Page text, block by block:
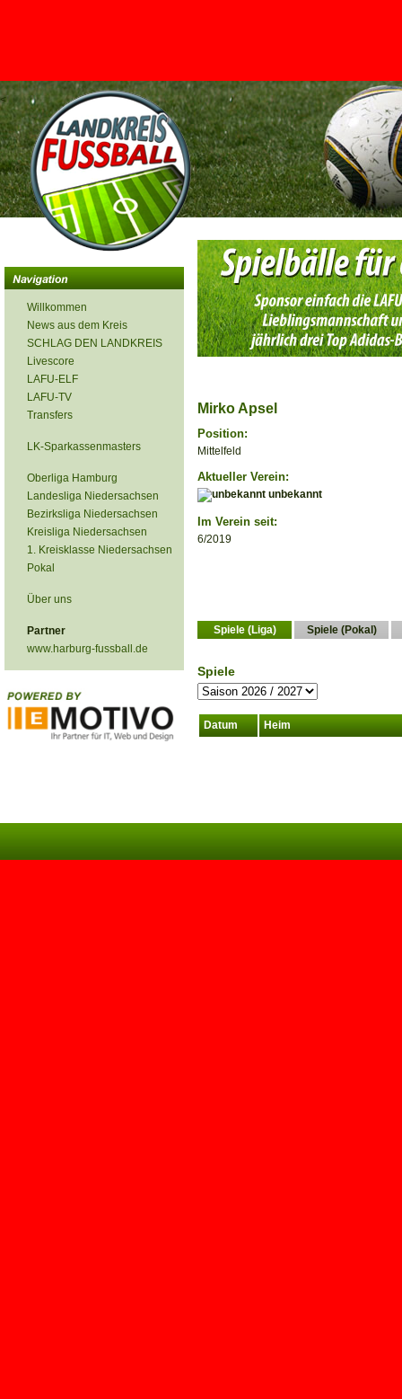
<
Willkommen
News aus dem Kreis
SCHLAG DEN LANDKREIS
Livescore
LAFU-ELF
LAFU-TV
Transfers
LK-Sparkassenmasters
Oberliga Hamburg
Landesliga Niedersachsen
Bezirksliga Niedersachsen
Kreisliga Niedersachsen
1. Kreisklasse Niedersachsen
Pokal
Über uns
Partner
www.harburg-fussball.de
Mirko Apsel
Position:
Mittelfeld
Aktueller Verein:
unbekannt
Im Verein seit:
6/2019
Spiele (Liga) Spiele (Pokal)
Spiele
Datum Heim